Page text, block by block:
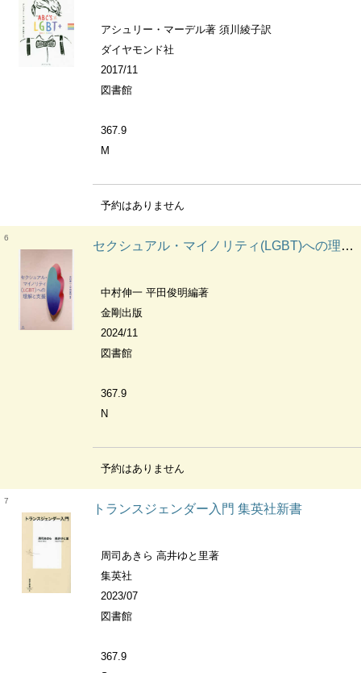
アシュリー・マーデル著 須川綾子訳
ダイヤモンド社
2017/11
図書館
367.9
M
予約はありません
6
セクシュアル・マイノリティ(LGBT)への理解と支援
中村伸一 平田俊明編著
金剛出版
2024/11
図書館
367.9
N
予約はありません
7
トランスジェンダー入門 集英社新書
周司あきら 高井ゆと里著
集英社
2023/07
図書館
367.9